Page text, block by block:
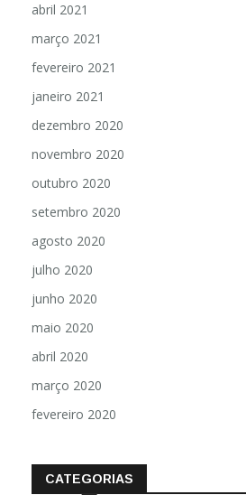
abril 2021
março 2021
fevereiro 2021
janeiro 2021
dezembro 2020
novembro 2020
outubro 2020
setembro 2020
agosto 2020
julho 2020
junho 2020
maio 2020
abril 2020
março 2020
fevereiro 2020
CATEGORIAS